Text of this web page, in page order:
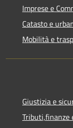
Imprese e
Catasto e
Mobilità e
Giustizia e
Tributi,finanze